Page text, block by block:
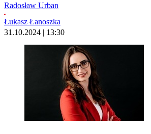
Radosław Urban
Łukasz Łanoszka
31.10.2024 | 13:30